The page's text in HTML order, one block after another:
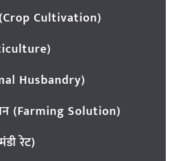
Cultivation)
Husbandry)
(Farming Solution)
रेट)